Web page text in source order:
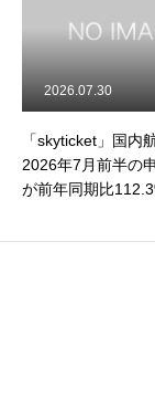
「skyticket」国内
2026年7月前半の
が前年同期比
111.1%と二桁成
2026.07.30